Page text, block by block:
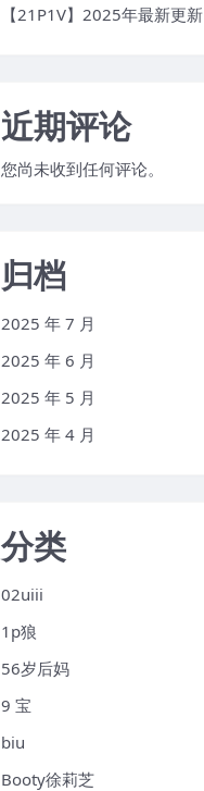
【21P1V】2025年最新更新
近期评论
您尚未收到任何评论。
归档
2025 年 7 月
2025 年 6 月
2025 年 5 月
2025 年 4 月
分类
02uiii
1p狼
56岁后妈
9 宝
biu
Booty徐莉芝